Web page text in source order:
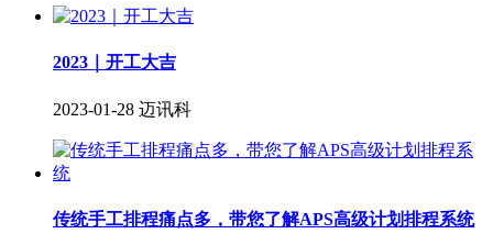
2023｜开工大吉
2023-01-28 迈讯科
传统手工排程痛点多，带您了解APS高级计划排程系统